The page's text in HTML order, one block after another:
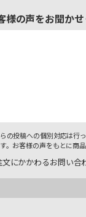
様の声をお聞か
の投稿への個別対応は行
。お客様の声をもとに商
文にかかわるお問い合